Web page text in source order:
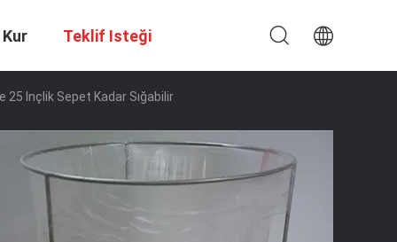
Teklif Isteği
25 Inçlik Sepet Kadar Sığabilir